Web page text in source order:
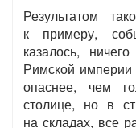
Результатом
к примеру,
казалось,
Римской империи
опаснее, чем
столице, но в
на складах, все